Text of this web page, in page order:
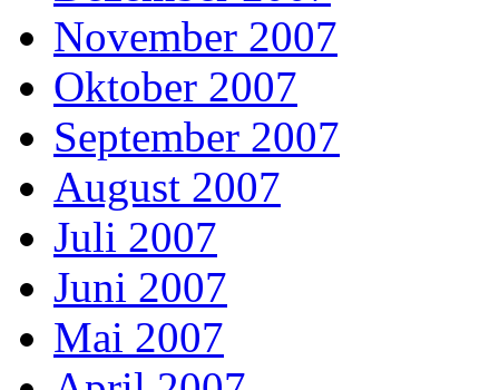
November 2007
Oktober 2007
September 2007
August 2007
Juli 2007
Juni 2007
Mai 2007